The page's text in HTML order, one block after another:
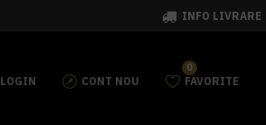
INFO LIVRARE
LOGIN CONT NOU FAVORITE
0